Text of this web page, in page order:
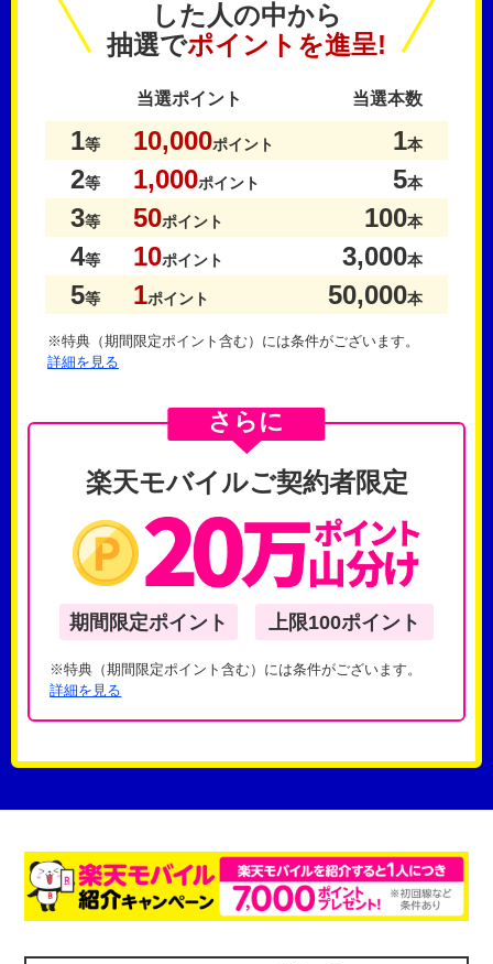
した人の中から
抽選でポイントを進呈!
当選ポイント 当選本数
1等 10,000ポイント 1本
2等 1,000ポイント 5本
3等 50ポイント 100本
4等 10ポイント 3,000本
5等 1ポイント 50,000本
※特典（期間限定ポイント含む）には条件がございます。
詳細を見る
さらに
楽天モバイルご契約者限定
期間限定ポイント 上限100ポイント
※特典（期間限定ポイント含む）には条件がございます。
詳細を見る